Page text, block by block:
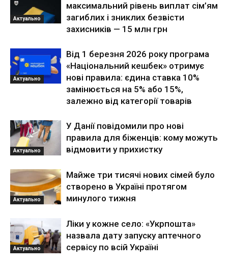
Актуально
максимальний рівень виплат сім’ям
загиблих і зниклих безвісти
захисників — 15 млн грн
Актуально
Від 1 березня 2026 року програма
«Національний кешбек» отримує
нові правила: єдина ставка 10%
замінюється на 5% або 15%,
залежно від категорії товарів
Актуально
У Данії повідомили про нові
правила для біженців: кому можуть
відмовити у прихистку
Актуально
Майже три тисячі нових сімей було
створено в Україні протягом
минулого тижня
Актуально
Ліки у кожне село: «Укрпошта»
назвала дату запуску аптечного
сервісу по всій Україні